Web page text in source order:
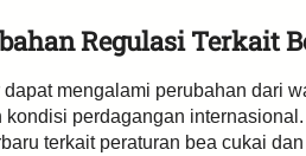
Regulasi Terkait
mengalami perubahan dari
perdagangan
terkait peraturan bea cukai